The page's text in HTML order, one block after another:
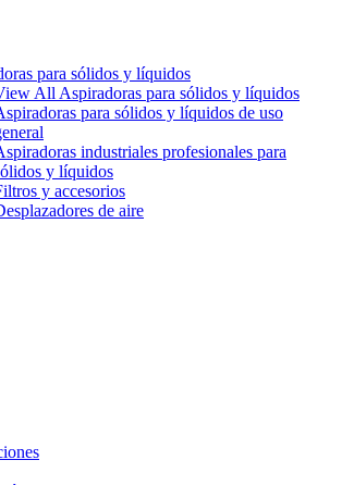
para sólidos y líquidos
All Aspiradoras para sólidos y líquidos
para sólidos y líquidos de uso
industriales profesionales para
y líquidos
y accesorios
de aire